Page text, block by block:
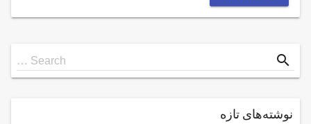
Search
for
Search … search
نوشته‌های تازه